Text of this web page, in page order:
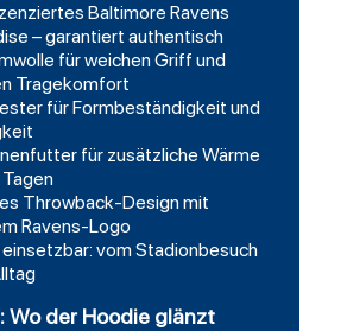
Baltimore Ravens
– garantiert authentisch
für weichen Griff und
Tragekomfort
für Formbeständigkeit und
für zusätzliche Wärme
Throwback-Design mit
Ravens-Logo
vom Stadionbesuch
Wo der Hoodie glänzt